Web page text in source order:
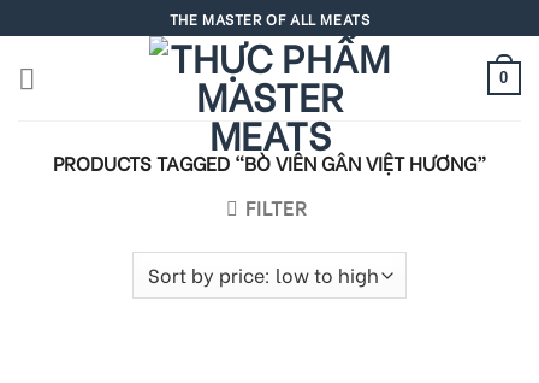
to
content
THE MASTER OF ALL MEATS
0
PRODUCTS TAGGED “BÒ VIÊN GÂN VIỆT HƯƠNG”
FILTER